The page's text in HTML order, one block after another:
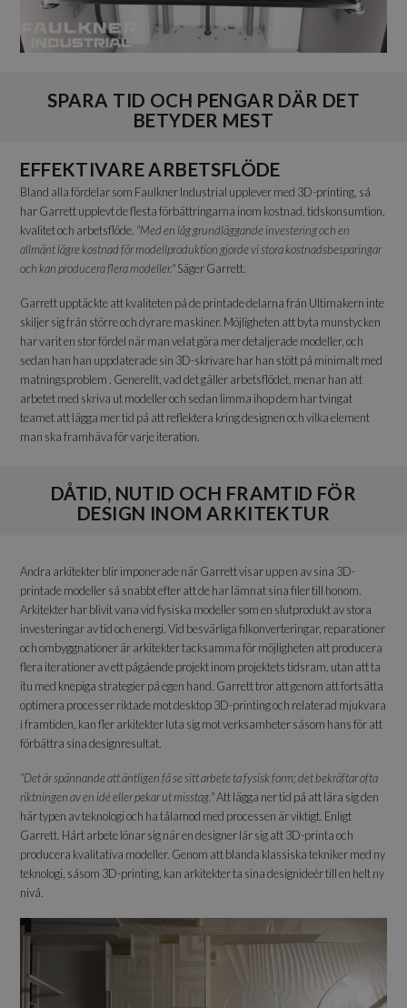
SPARA TID OCH PENGAR DÄR DET
BETYDER MEST
EFFEKTIVARE ARBETSFLÖDE
Bland alla fördelar som Faulkner Industrial upplever med 3D-printing, så
har Garrett upplevt de flesta förbättringarna inom kostnad, tidskonsumtion,
kvalitet och arbetsflöde. "Med en låg grundläggande investering och en
allmänt lägre kostnad för modellproduktion gjorde vi stora kostnadsbesparingar
och kan producera flera modeller."Säger Garrett.
Garrett upptäckte att kvaliteten på de printade delarna från Ultimakern inte
skiljer sig från större och dyrare maskiner. Möjligheten att byta munstycken
har varit en stor fördel när man velat göra mer detaljerade modeller, och
sedan han han uppdaterade sin 3D-skrivare har han stött på minimalt med
matningsproblem . Generellt, vad det gäller arbetsflödet, menar han att
arbetet med skriva ut modeller och sedan limma ihop dem har tvingat
teamet att lägga mer tid på att reflektera kring designen och vilka element
man ska framhäva för varje iteration.
DÅTID, NUTID OCH FRAMTID FÖR
DESIGN INOM ARKITEKTUR
Andra arkitekter blir imponerade när Garrett visar upp en av sina 3D-
printade modeller så snabbt efter att de har lämnat sina filer till honom.
Arkitekter har blivit vana vid fysiska modeller som en slutprodukt av stora
investeringar av tid och energi. Vid besvärliga filkonverteringar, reparationer
och ombyggnationer är arkitekter tacksamma för möjligheten att producera
flera iterationer av ett pågående projekt inom projektets tidsram, utan att ta
itu med knepiga strategier på egen hand. Garrett tror att genom att fortsätta
optimera processer riktade mot desktop 3D-printing och relaterad mjukvara
i framtiden, kan fler arkitekter luta sig mot verksamheter såsom hans för att
förbättra sina designresultat.
"Det är spännande att äntligen få se sitt arbete ta fysisk form; det bekräftar ofta
riktningen av en idé eller pekar ut misstag."Att lägga ner tid på att lära sig den
här typen av teknologi och ha tålamod med processen är viktigt. Enligt
Garrett. Hårt arbete lönar sig när en designer lär sig att 3D-printa och
producera kvalitativa modeller. Genom att blanda klassiska tekniker med ny
teknologi, såsom 3D-printing, kan arkitekter ta sina designideér till en helt ny
nivå.